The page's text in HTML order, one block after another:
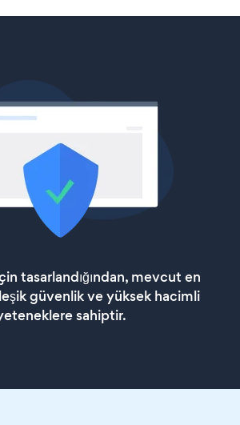
tasarlandığından, mevcut en
güvenlik ve yüksek hacimli
sahiptir.